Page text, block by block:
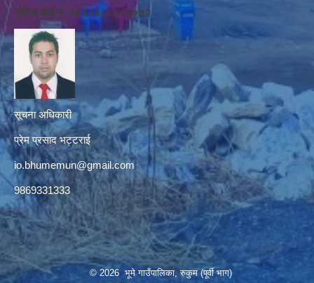
नोटिस बोर्ड नं. १६१८०८८४१३०७२
सूचना अधिकारी
प्रेम प्रसाद भट्टराई
io.bhumemun@gmail.com
9869331333
© 2026 भूमे गाउँपालिका, रुकुम (पूर्वी भाग)